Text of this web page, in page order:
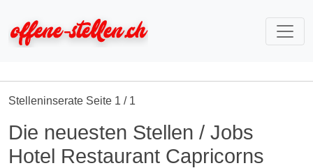
Stelleninserate Seite 1 / 1
Die neuesten Stellen / Jobs
Hotel Restaurant Capricorns